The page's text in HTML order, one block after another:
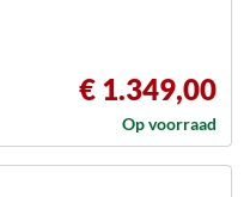
€ 1.349,00
Op voorraad